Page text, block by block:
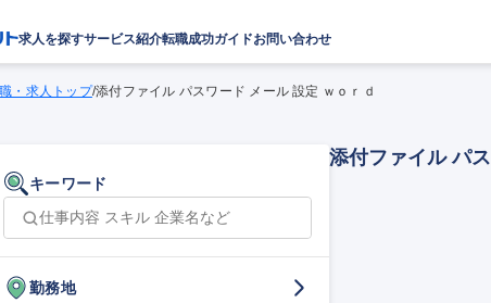
求人を探すサービス紹介転職成功ガイドお問い合わせ
・求人トップ/添付ファイル パスワード メール 設定 ｗｏｒｄ
キーワード
勤務地
添付ファイル パ